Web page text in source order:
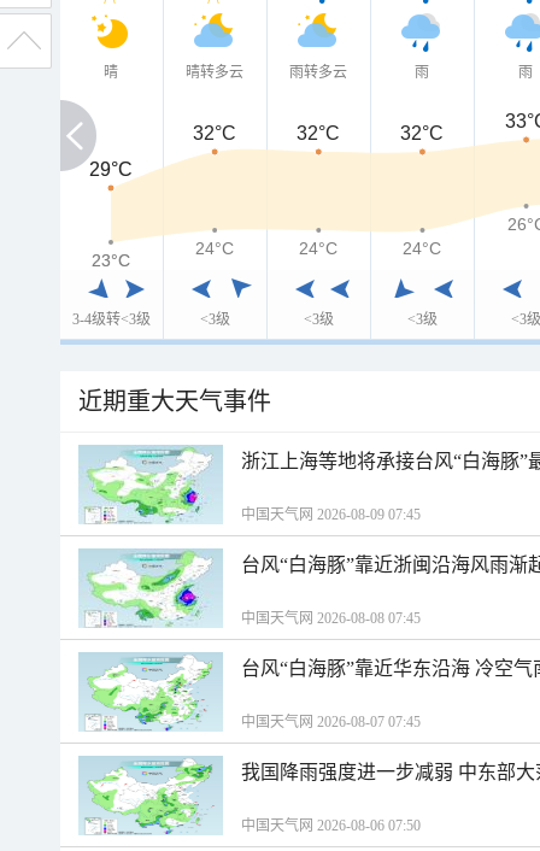
晴
3-4级转<3级
晴转多云
<3级
雨转多云
<3级
雨
<3级
雨
<3级
29°C
29°C
32°C 32°C 32°C
23°C
23°C
24°C 24°C 24°C
近期重大天气事件
浙江上海等地将承接台风“白海豚”
中国天气网 2026-08-09 07:45
台风“白海豚”靠近浙闽沿海风雨渐
中国天气网 2026-08-08 07:45
台风“白海豚”靠近华东沿海 冷空
中国天气网 2026-08-07 07:45
我国降雨强度进一步减弱 中东部
中国天气网 2026-08-06 07:50